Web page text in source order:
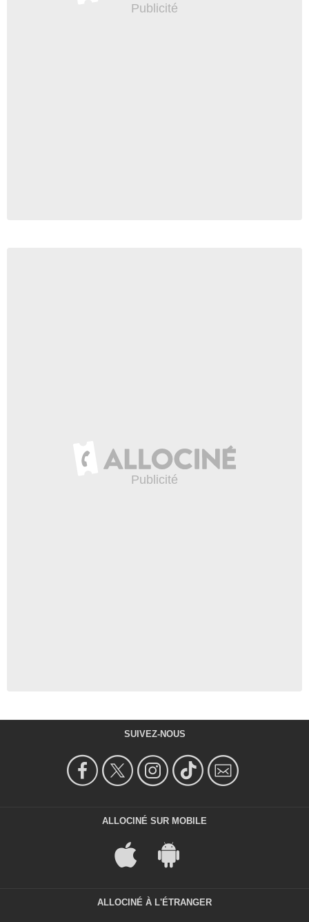
SUIVEZ-NOUS
ALLOCINÉ SUR MOBILE
ALLOCINÉ À L'ÉTRANGER